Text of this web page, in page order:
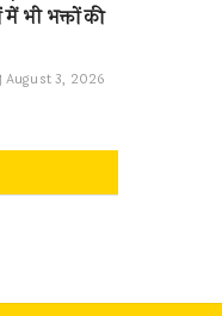
में भी भक्तों की
August 3, 2026